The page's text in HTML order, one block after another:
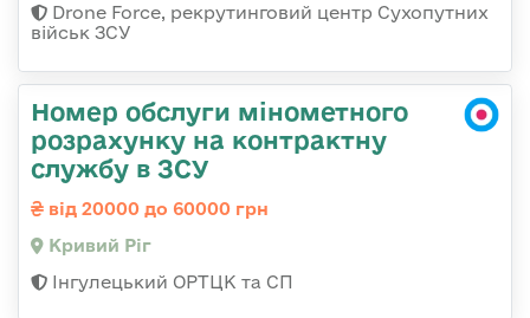
Drone Force, рекрутинговий центр Сухопутних
військ ЗСУ
Номер обслуги мінометного
розрахунку на контрактну
службу в ЗСУ
від 20000 до 60000 грн
Кривий Ріг
Інгулецький ОРТЦК та СП